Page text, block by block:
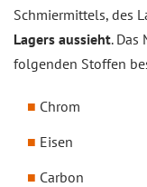
Schmiermittels, des
Lagers aussieht.
folgenden Stoffen
Chrom
Eisen
Carbon